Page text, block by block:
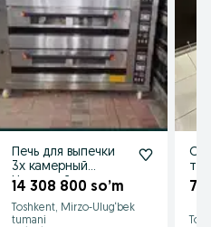
Печь для выпечки
3х камерный
Нержавейка
14 308 800 so’m
Toshkent, Mirzo-Ulug‘bek
tumani